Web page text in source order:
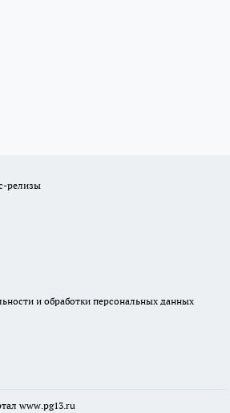
релизы
и обработки персональных данных
www.pg13.ru